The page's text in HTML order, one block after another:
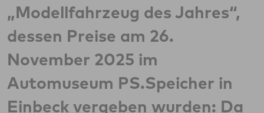
„Modellfahrzeug des Jahres“,
dessen Preise am 26.
November 2025 im
Automuseum PS.Speicher in
Einbeck vergeben wurden: Da